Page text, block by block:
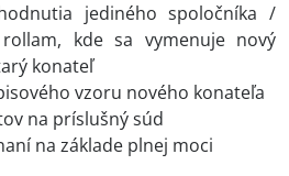
jediného spoločníka /
kde sa vymenuje nový
konateľ
vzoru nového konateľa
na príslušný súd
na základe plnej moci